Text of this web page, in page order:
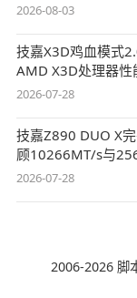
2026-08-03
技嘉X3D鸡血模式
AMD X3D处理器性
2026-07-28
技嘉Z890 DUO X
顾10266MT/s与
2026-07-28
2006-2026 脚